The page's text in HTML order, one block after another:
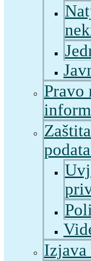
Pravo
Izjava